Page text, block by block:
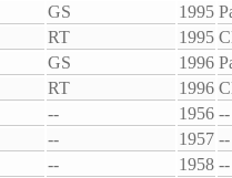
GS 1995
RT 1995
GS 1996
RT 1996
-- 1956 --
-- 1957 --
-- 1958 --